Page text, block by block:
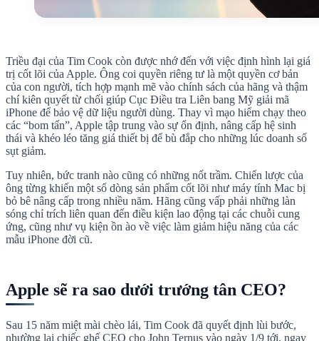
Triều đại của Tim Cook còn được nhớ đến với việc định hình lại giá
trị cốt lõi của Apple. Ông coi quyền riêng tư là một quyền cơ bản
của con người, tích hợp mạnh mẽ vào chính sách của hãng và thậm
chí kiên quyết từ chối giúp Cục Điều tra Liên bang Mỹ giải mã
iPhone để bảo vệ dữ liệu người dùng. Thay vì mạo hiểm chạy theo
các “bom tấn”, Apple tập trung vào sự ổn định, nâng cấp hệ sinh
thái và khéo léo tăng giá thiết bị để bù đắp cho những lúc doanh số
sụt giảm.
Tuy nhiên, bức tranh nào cũng có những nốt trầm. Chiến lược của
ông từng khiến một số dòng sản phẩm cốt lõi như máy tính Mac bị
bỏ bê nâng cấp trong nhiều năm. Hãng cũng vấp phải những làn
sóng chỉ trích liên quan đến điều kiện lao động tại các chuỗi cung
ứng, cũng như vụ kiện ồn ào về việc làm giảm hiệu năng của các
mẫu iPhone đời cũ.
Apple sẽ ra sao dưới trướng tân CEO?
Sau 15 năm miệt mài chèo lái, Tim Cook đã quyết định lùi bước,
nhường lại chiếc ghế CEO cho John Ternus vào ngày 1/9 tới, ngay